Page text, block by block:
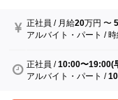
正社員 / 月給20万円 〜
アルバイト・パート /
正社員 /10:00〜19:00(
アルバイト・パート /